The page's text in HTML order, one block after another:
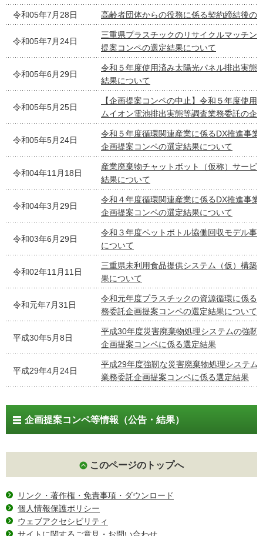
令和05年7月28日 高齢者団体からの役務に係る契約締結後の
令和05年7月24日
三重県プラスチックのリサイクルマッチン
提案コンペの選定結果について
令和05年6月29日
令和５年度使用済み太陽光パネル排出実態
結果について
令和05年5月25日
【企画提案コンペの中止】令和５年度使
ムイオン電池排出実態等調査業務委託の企
令和05年5月24日
令和５年度循環関連産業に係るDX推進事
企画提案コンペの選定結果について
令和04年11月18日
産業廃棄物チャットボット（仮称）サービ
結果について
令和04年3月29日
令和４年度循環関連産業に係るDX推進事
企画提案コンペの選定結果について
令和03年6月29日
令和３年度ペットボトル協働回収モデル事
について
令和02年11月11日
三重県未利用食品提供システム（仮）構築
果について
令和元年7月31日
令和元年度プラスチックの資源循環に係る
務委託企画提案コンペの選定結果について
平成30年5月8日
平成30年度災害廃棄物処理システムの強靭
企画提案コンペに係る選定結果
平成29年4月24日
平成29年度強靭な災害廃棄物処理システム
業務委託企画提案コンペに係る選定結果
企画提案コンペ等情報（公告・結果）
このページのトップへ
リンク・著作権・免責事項・ダウンロード
個人情報保護ポリシー
ウェブアクセシビリティ